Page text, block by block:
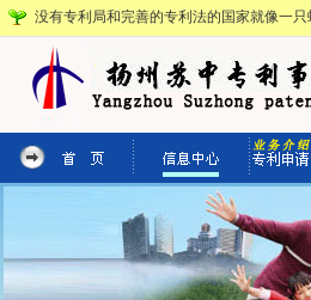
没有专利局和完善的专利法的国家就像一